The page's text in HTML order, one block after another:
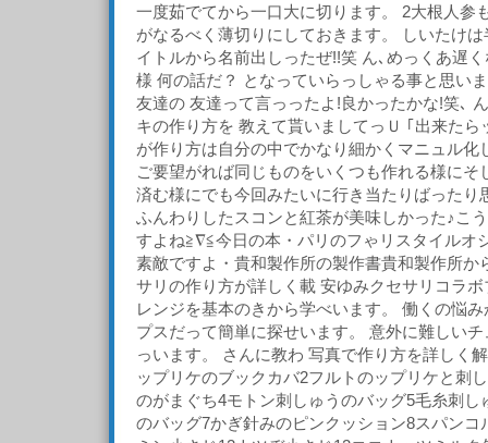
一度茹でてから一口大に切ります。 2大根人参
がなるべく薄切りにしておきます。 しいたけ
イトルから名前出しったぜ!!笑 ん､めっくあ遅
様 何の話だ？ となっていらっしゃる事と思い
友達の 友達って言っったよ!良かったかな!笑､
キの作り方を 教えて貰いましてっＵ ｢出来た
が作り方は自分の中でかなり細かくマニュル化
ご要望がれば同じものをいくつも作れる様にそ
済む様にでも今回みたいに行き当たりばったり
ふんわりしたスコンと紅茶が美味しかった♪こ
すよね≧∇≦今日の本・パリのフゃリスタイルオ
素敵ですよ・貴和製作所の製作書貴和製作所か
サリの作り方が詳しく載 安ゆみクセサリコラ
レンジを基本のきから学べいます。 働くの悩
プスだって簡単に探せいます。 意外に難しい
っいます。 さんに教わ 写真で作り方を詳しく
ップリケのブックカバ2フルトのップリケと刺
のがまぐち4モトン刺しゅうのバッグ5毛糸刺し
のバッグ7かぎ針みのピンクッション8スパンコ